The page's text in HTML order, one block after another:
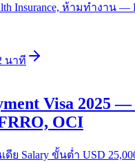
Insurance, ห้ามทำงาน —
นาที
Visa 2025 —
OCI
ดีย Salary ขั้นต่ำ USD